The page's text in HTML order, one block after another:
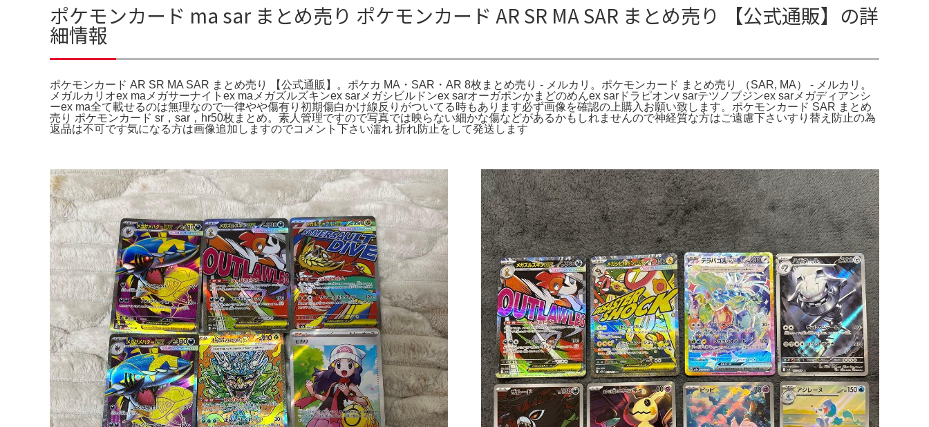
ポケモンカード ma sar まとめ売り ポケモンカード AR SR MA SAR まとめ売り 【公式通販】の詳
細情報
ポケモンカード AR SR MA SAR まとめ売り 【公式通販】。ポケカ MA・SAR・AR 8枚まとめ売り - メルカリ。ポケモンカード まとめ売り （SAR, MA） - メルカリ。
メガルカリオex maメガサーナイトex maメガズルズキンex sarメガシビルドンex sarオーガポンかまどのめんex sarドラピオンv sarテツノブジンex sarメガディアンシ
ーex ma全て載せるのは無理なので一律やや傷有り初期傷白かけ線反りがついてる時もあります必ず画像を確認の上購入お願い致します。ポケモンカード SAR まとめ
売り ポケモンカード sr，sar，hr50枚まとめ。素人管理ですので写真では映らない細かな傷などがあるかもしれませんので神経質な方はご遠慮下さいすり替え防止の為
返品は不可です気になる方は画像追加しますのでコメント下さい濡れ 折れ防止をして発送します